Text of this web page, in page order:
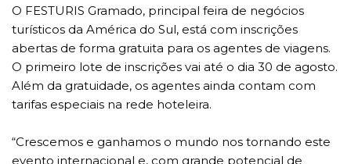
O FESTURIS Gramado, principal feira de negócios
turísticos da América do Sul, está com inscrições
abertas de forma gratuita para os agentes de viagens.
O primeiro lote de inscrições vai até o dia 30 de agosto.
Além da gratuidade, os agentes ainda contam com
tarifas especiais na rede hoteleira.
“Crescemos e ganhamos o mundo nos tornando este
evento internacional e, com grande potencial de